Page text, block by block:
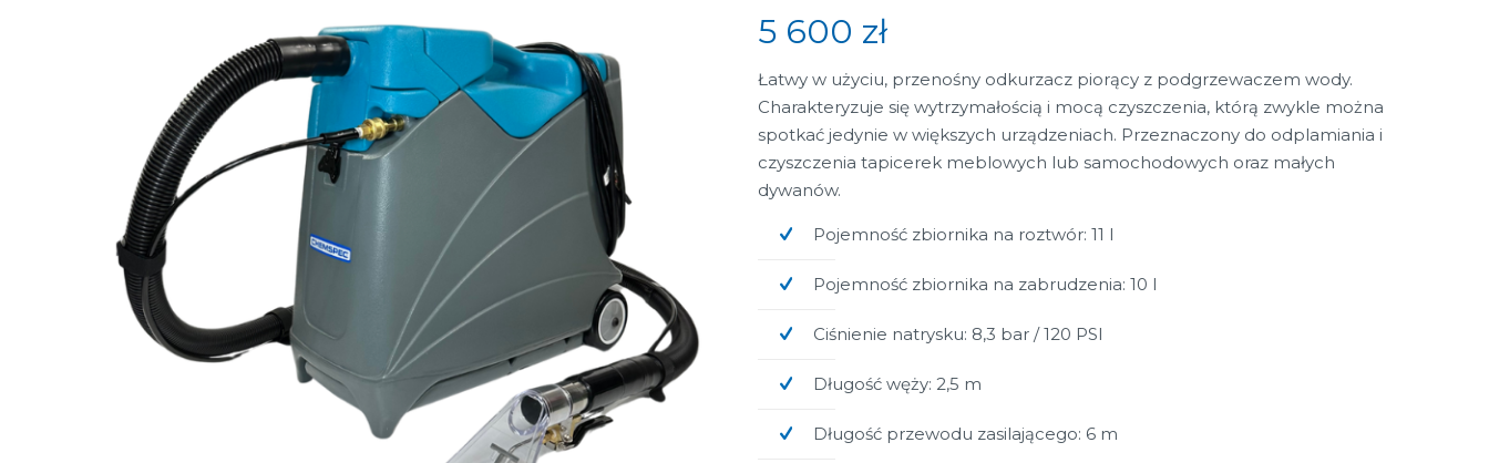
5 600 zł
Łatwy w użyciu, przenośny odkurzacz piorący z podgrzewaczem wody.
Charakteryzuje się wytrzymałością i mocą czyszczenia, którą zwykle można
spotkać jedynie w większych urządzeniach. Przeznaczony do odplamiania i
czyszczenia tapicerek meblowych lub samochodowych oraz małych
dywanów.
Pojemność zbiornika na roztwór: 11 l
Pojemność zbiornika na zabrudzenia: 10 l
Ciśnienie natrysku: 8,3 bar / 120 PSI
Długość węży: 2,5 m
Długość przewodu zasilającego: 6 m